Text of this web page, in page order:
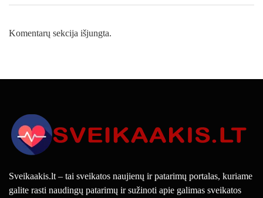
Komentarų sekcija išjungta.
Sveikaakis.lt – tai sveikatos naujienų ir patarimų portalas, kuriame
galite rasti naudingų patarimų ir sužinoti apie galimas sveikatos